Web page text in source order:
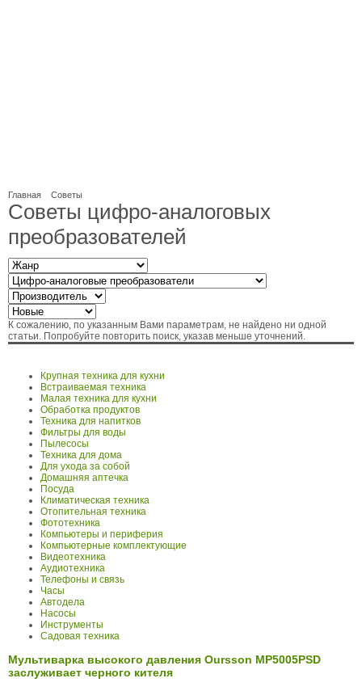
Главная Советы
Советы цифро-аналоговых
преобразователей
К сожалению, по указанным Вами параметрам, не найдено ни одной
статьи. Попробуйте повторить поиск, указав меньше уточнений.
Крупная техника для кухни
Встраиваемая техника
Малая техника для кухни
Обработка продуктов
Техника для напитков
Фильтры для воды
Пылесосы
Техника для дома
Для ухода за собой
Домашняя аптечка
Посуда
Климатическая техника
Отопительная техника
Фототехника
Компьютеры и периферия
Компьютерные комплектующие
Видеотехника
Аудиотехника
Телефоны и связь
Часы
Автодела
Насосы
Инструменты
Садовая техника
Мультиварка высокого давления Oursson MP5005PSD
заслуживает черного кителя